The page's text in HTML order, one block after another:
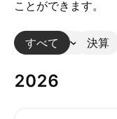
ことができます。
すべて 決算
その他
2026